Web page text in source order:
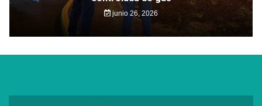
junio 26, 2026